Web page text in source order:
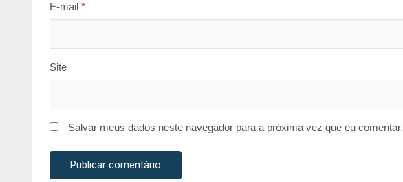
E-mail *
Site
Salvar meus dados neste navegador para a próxima vez que eu comentar.